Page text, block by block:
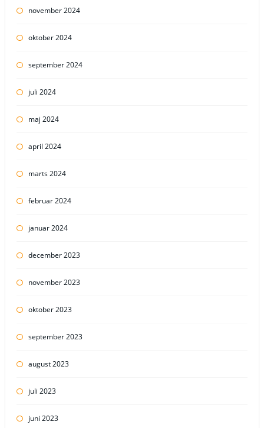
november 2024
oktober 2024
september 2024
juli 2024
maj 2024
april 2024
marts 2024
februar 2024
januar 2024
december 2023
november 2023
oktober 2023
september 2023
august 2023
juli 2023
juni 2023